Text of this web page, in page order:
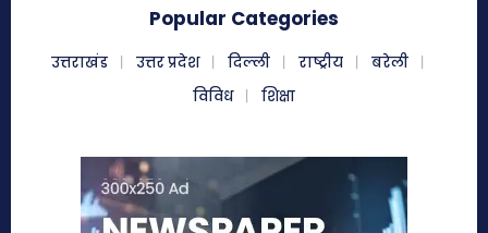
Popular Categories
उत्तराखंड उत्तर प्रदेश दिल्ली राष्ट्रीय
बरेली
विविध
शिक्षा